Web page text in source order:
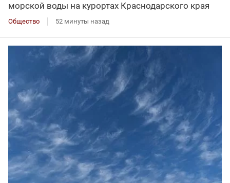
морской воды на курортах Краснодарского края
Общество 52 минуты назад